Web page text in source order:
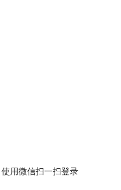
使用微信扫一扫登录